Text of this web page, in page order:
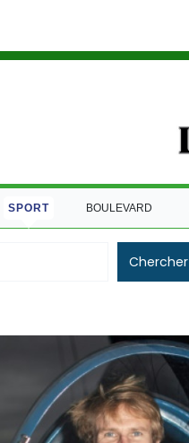
SPORT BOULEVARD
Chercher